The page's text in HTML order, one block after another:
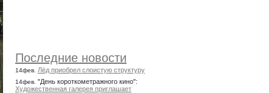
Последние новости
14фев. Лёд приобрел слоистую структуру
14фев. "День короткометражного кино":
Художественная галерея приглашает